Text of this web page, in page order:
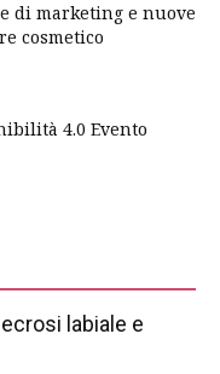
di marketing e nuove
cosmetico
4.0 Evento
labiale e